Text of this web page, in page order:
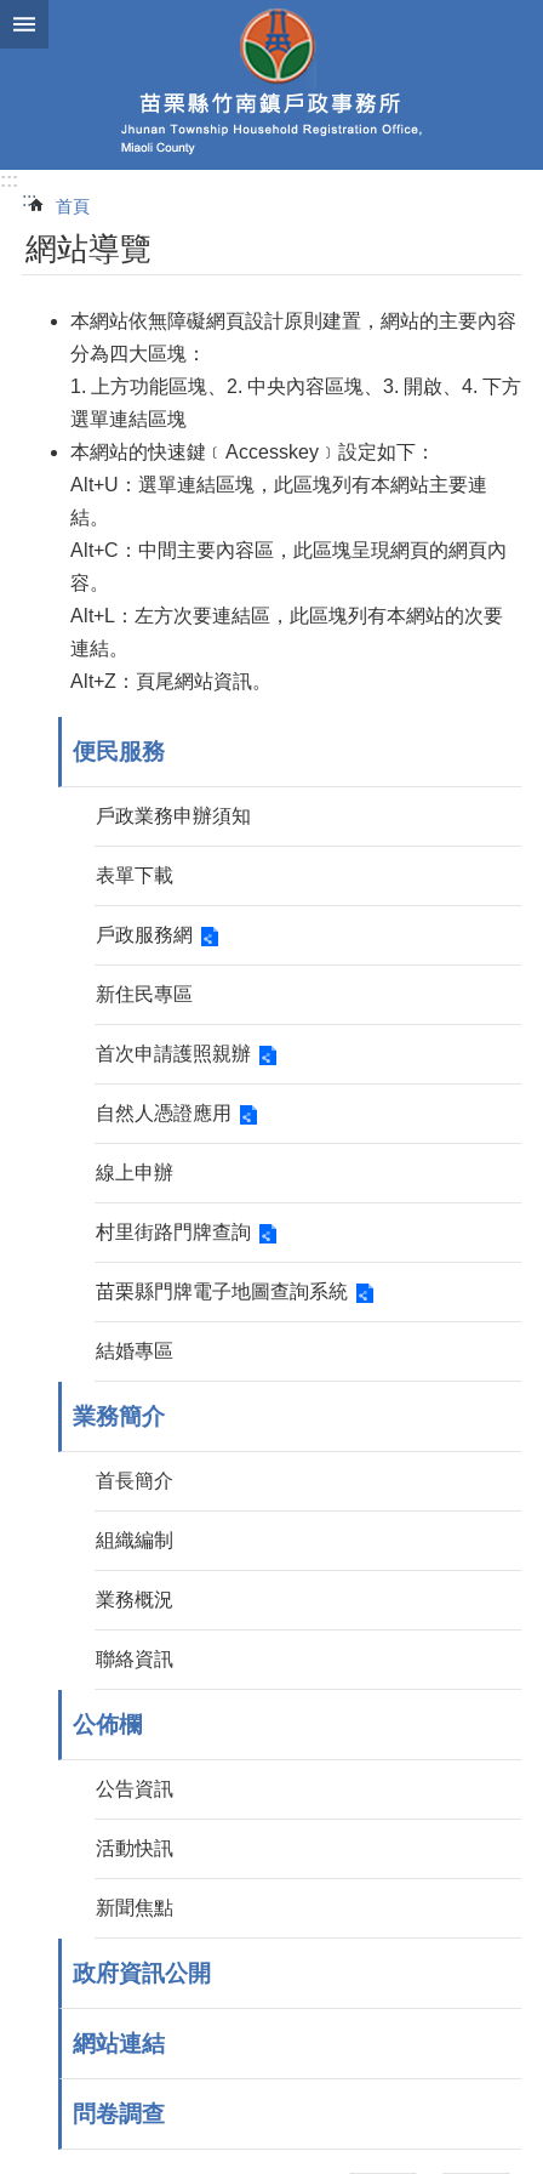
跳到主要內容區塊
:::
:::
首頁
網站導覽
本網站依無障礙網頁設計原則建置，網站的主要內容
分為四大區塊：
1. 上方功能區塊、2. 中央內容區塊、3. 開啟、4. 下方
選單連結區塊
本網站的快速鍵﹝Accesskey﹞設定如下：
Alt+U：選單連結區塊，此區塊列有本網站主要連
結。
Alt+C：中間主要內容區，此區塊呈現網頁的網頁內
容。
Alt+L：左方次要連結區，此區塊列有本網站的次要
連結。
Alt+Z：頁尾網站資訊。
便民服務
戶政業務申辦須知
表單下載
戶政服務網
新住民專區
首次申請護照親辦
自然人憑證應用
線上申辦
村里街路門牌查詢
苗栗縣門牌電子地圖查詢系統
結婚專區
業務簡介
首長簡介
組織編制
業務概況
聯絡資訊
公佈欄
公告資訊
活動快訊
新聞焦點
政府資訊公開
網站連結
問卷調查